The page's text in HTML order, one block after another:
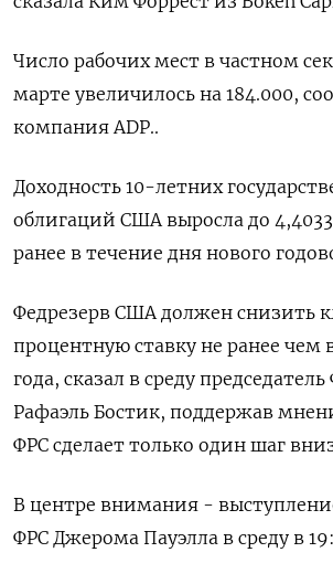
Число рабочих мест в частном
марте увеличилось на 184.000,
компания ADP..
Доходность 10-летних
облигаций США выросла до
ранее в течение дня нового
Федрезерв США должен снизить
процентную ставку не ранее чем
года, сказал в среду
Рафаэль Бостик, поддержав
ФРС сделает только один шаг
В центре внимания -
ФРС Джерома Пауэлла в среду в